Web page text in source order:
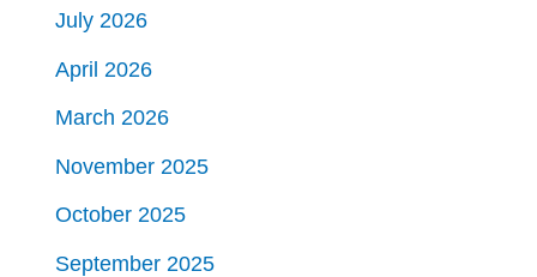
July 2026
April 2026
March 2026
November 2025
October 2025
September 2025